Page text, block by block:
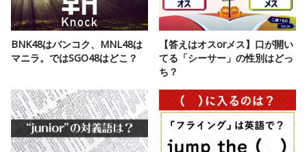
BNK48はバンコク、MNL48は
マニラ。ではSGO48はどこ？
【答えはオスorメス】口が開い
てる「シーサー」の性別はどっ
ち？